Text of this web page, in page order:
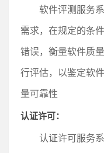
软件评测服务
需求，在规定的条
错误，衡量软件质
行评估，以鉴定软
量可靠性
认证许可：
认证许可服务